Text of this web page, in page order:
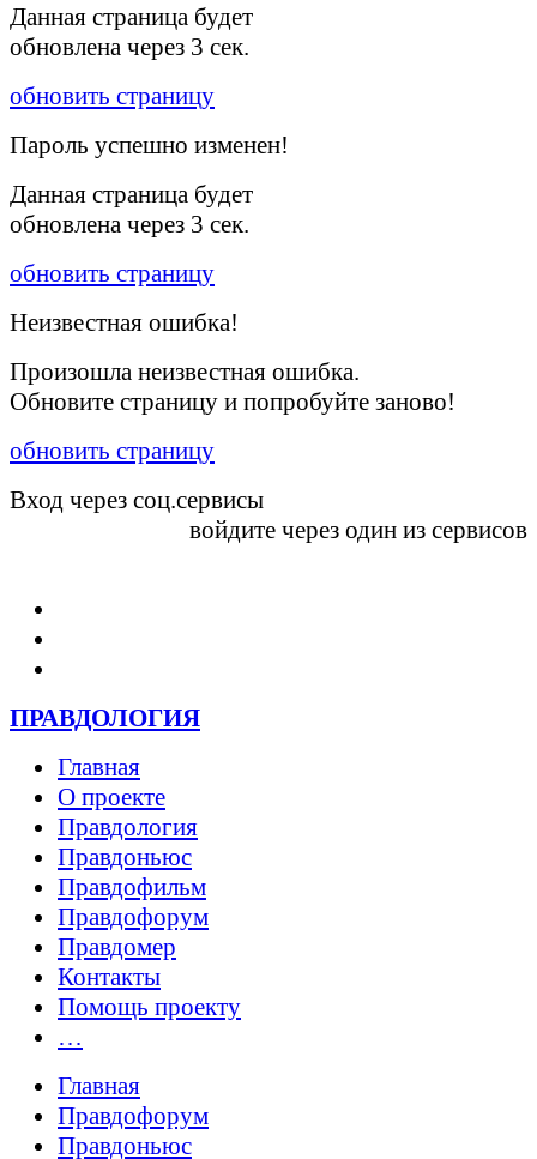
Данная страница будет
обновлена через 3 сек.
обновить страницу
Пароль успешно изменен!
Данная страница будет
обновлена через 3 сек.
обновить страницу
Неизвестная ошибка!
Произошла неизвестная ошибка.
Обновите страницу и попробуйте заново!
обновить страницу
Вход через соц.сервисы
войдите через один из сервисов
ПРАВДОЛОГИЯ
Главная
О проекте
Правдология
Правдоньюс
Правдофильм
Правдофорум
Правдомер
Контакты
Помощь проекту
…
Главная
Правдофорум
Правдоньюс